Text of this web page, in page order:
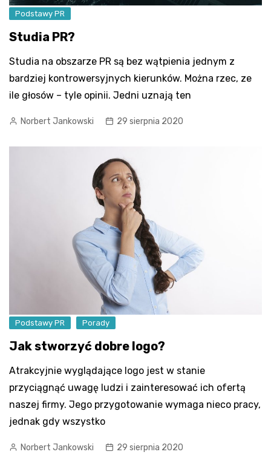
Podstawy PR
Studia PR?
Studia na obszarze PR są bez wątpienia jednym z
bardziej kontrowersyjnych kierunków. Można rzec, ze
ile głosów – tyle opinii. Jedni uznają ten
Norbert Jankowski 29 sierpnia 2020
Podstawy PR Porady
Jak stworzyć dobre logo?
Atrakcyjnie wyglądające logo jest w stanie
przyciągnąć uwagę ludzi i zainteresować ich ofertą
naszej firmy. Jego przygotowanie wymaga nieco pracy,
jednak gdy wszystko
Norbert Jankowski 29 sierpnia 2020